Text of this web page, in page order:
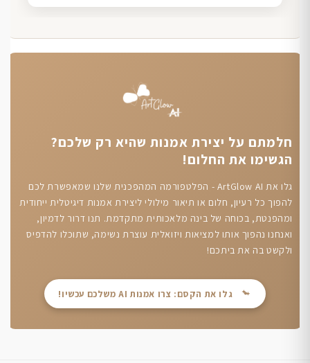
חלמתם על יצירת אמנות שהיא רק שלכם?
הגשימו את החלום!
גלו את ArtGlow AI - הפלטפורמה המהפכנית שלנו שמאפשרת לכם
להפוך כל רעיון, חלום או תיאור מילולי ליצירת אמנות דיגיטלית ייחודית
ומהפנטת, בכוחה של בינה מלאכותית מתקדמת. תנו דרור לדמיון,
ואנחנו נהפוך אותו למציאות ויזואלית עוצרת נשימה, שתוכלו להדפיס
ולקשט בה את ביתכם!
גלו את הקסם: צרו אמנות AI משלכם עכשיו!